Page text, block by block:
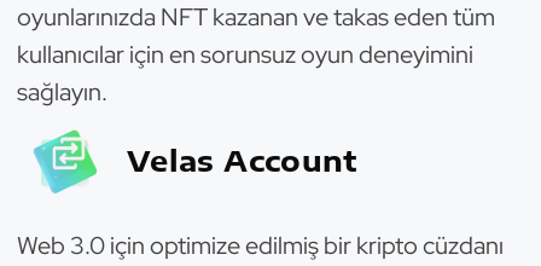
oyunlarınızda NFT kazanan ve takas eden tüm
kullanıcılar için en sorunsuz oyun deneyimini
sağlayın.
Velas Account
Web 3.0 için optimize edilmiş bir kripto cüzdanı